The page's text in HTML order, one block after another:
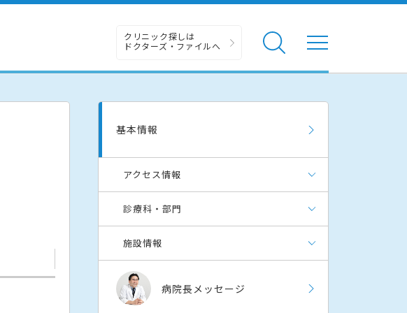
クリニック探しは
ドクターズ・ファイルへ
基本情報
アクセス情報
診療科・部門
施設情報
病院長メッセージ